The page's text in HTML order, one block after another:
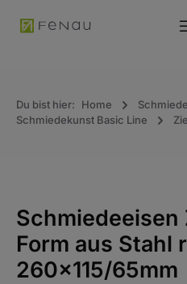
springen
Du bist hier: Home
Schmiedekunst Basic Line
Form aus Stahl
260x115/65mm